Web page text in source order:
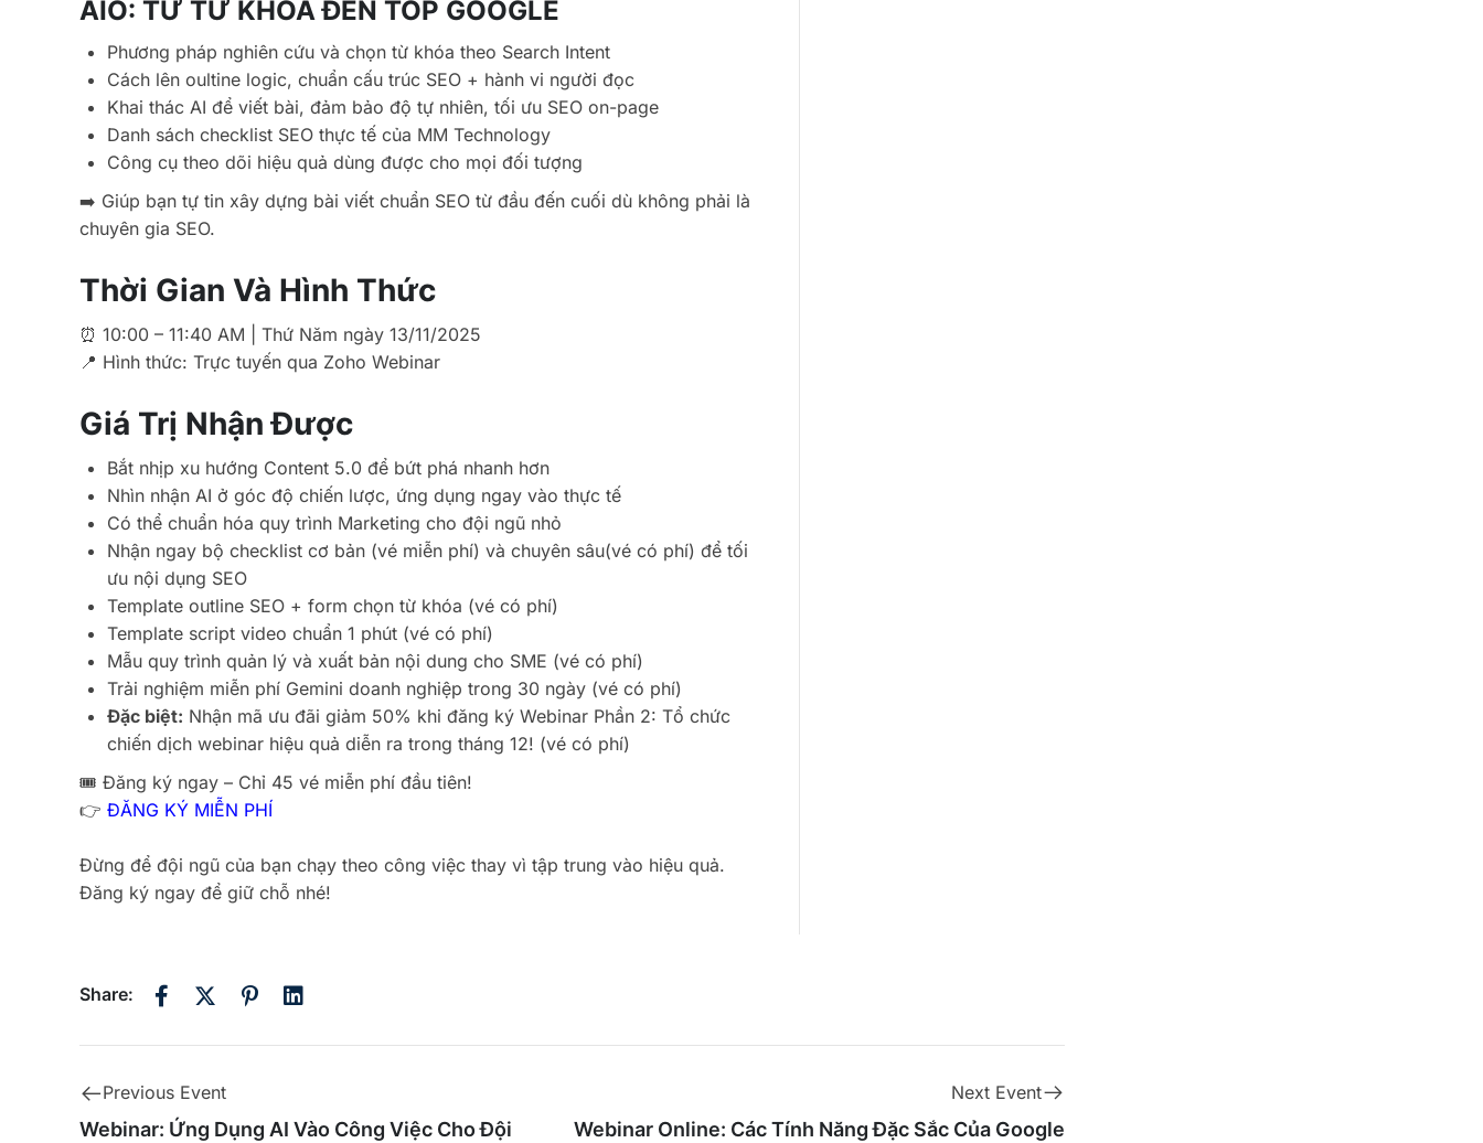
AIO: TỪ TỪ KHÓA ĐẾN TOP GOOGLE
Phương pháp nghiên cứu và chọn từ khóa theo Search Intent
Cách lên oultine logic, chuẩn cấu trúc SEO + hành vi người đọc
Khai thác AI để viết bài, đảm bảo độ tự nhiên, tối ưu SEO on-page
Danh sách checklist SEO thực tế của MM Technology
Công cụ theo dõi hiệu quả dùng được cho mọi đối tượng
➡️ Giúp bạn tự tin xây dựng bài viết chuẩn SEO từ đầu đến cuối dù không phải là
chuyên gia SEO.
Thời Gian Và Hình Thức
⏰ 10:00 – 11:40 AM | Thứ Năm ngày 13/11/2025
📍 Hình thức: Trực tuyến qua Zoho Webinar
Giá Trị Nhận Được
Bắt nhịp xu hướng Content 5.0 để bứt phá nhanh hơn
Nhìn nhận AI ở góc độ chiến lược, ứng dụng ngay vào thực tế
Có thể chuẩn hóa quy trình Marketing cho đội ngũ nhỏ
Nhận ngay bộ checklist cơ bản (vé miễn phí) và chuyên sâu(vé có phí) để tối
ưu nội dụng SEO
Template outline SEO + form chọn từ khóa (vé có phí)
Template script video chuẩn 1 phút (vé có phí)
Mẫu quy trình quản lý và xuất bản nội dung cho SME (vé có phí)
Trải nghiệm miễn phí Gemini doanh nghiệp trong 30 ngày (vé có phí)
Đặc biệt: Nhận mã ưu đãi giảm 50% khi đăng ký Webinar Phần 2: Tổ chức
chiến dịch webinar hiệu quả diễn ra trong tháng 12! (vé có phí)
🎟️ Đăng ký ngay – Chỉ 45 vé miễn phí đầu tiên!
👉 ĐĂNG KÝ MIỄN PHÍ
Đừng để đội ngũ của bạn chạy theo công việc thay vì tập trung vào hiệu quả.
Đăng ký ngay để giữ chỗ nhé!
Share:
Previous Event
Webinar: Ứng Dụng AI Vào Công Việc Cho Đội
Next Event
Webinar Online: Các Tính Năng Đặc Sắc Của Google